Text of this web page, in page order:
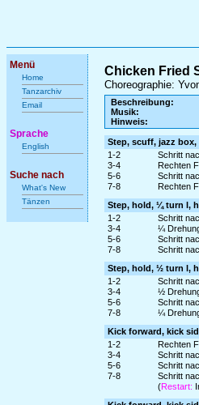
Menü
Home
Tanzarchiv
Email
Sprache
English
Suche nach
What's New
Tänzen
Chicken Fried
Choreographie:
Beschreibung:
Musik:
Hinweis:
Step, scuff, jazz box,
1-2
Schritt
3-4
Rechten
5-6
Schritt
7-8
Rechten
Step, hold, ¼ turn l,
1-2
Schritt
3-4
¼
5-6
Schritt
7-8
Schritt
Step, hold, ½ turn l,
1-2
Schritt
3-4
½
5-6
Schritt
7-8
¼
Kick forward, kick
1-2
Rechten
3-4
Schritt
5-6
Schritt
7-8
Schritt
(Restart: